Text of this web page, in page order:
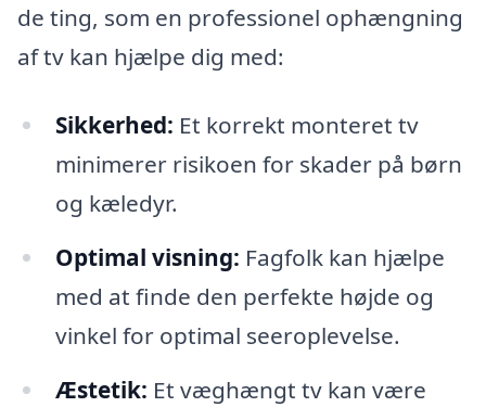
de ting, som en professionel ophængning
af tv kan hjælpe dig med:
Sikkerhed: Et korrekt monteret tv
minimerer risikoen for skader på børn
og kæledyr.
Optimal visning: Fagfolk kan hjælpe
med at finde den perfekte højde og
vinkel for optimal seeroplevelse.
Æstetik: Et væghængt tv kan være